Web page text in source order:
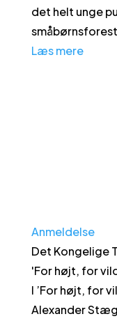
det helt unge
Læs mere
Anmeldelse
Det Kongelige
'For højt, for
I ’For højt, for
Alexander